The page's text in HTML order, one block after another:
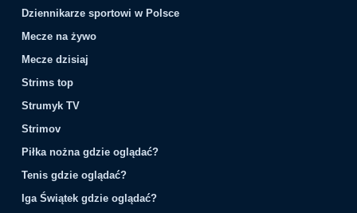
Dziennikarze sportowi w Polsce
Mecze na żywo
Mecze dzisiaj
Strims top
Strumyk TV
Strimov
Piłka nożna gdzie oglądać?
Tenis gdzie oglądać?
Iga Świątek gdzie oglądać?